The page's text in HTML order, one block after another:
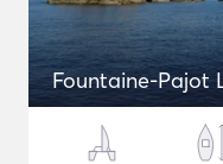
Fountaine-Pajot